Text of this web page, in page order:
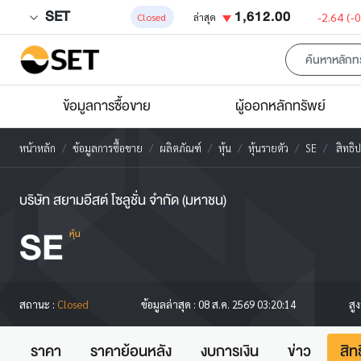
SET Closed ล่าสุด 1,612.00 -2.64 (-
ข้อมูลการซื้อขาย ผู้ออกหลักทรัพย์
หน้าหลัก ข้อมูลการซื้อขาย ผลิตภัณฑ์ หุ้น หุ้นรายตัว SE สิทธิ
บริษัท สยามอีสต์ โซลูชั่น จำกัด (มหาชน)
SE หุ้น
สถานะ : Closed ข้อมูลล่าสุด :08 ส.ค. 2569 03:20:14 สู
ราคา ราคาย้อนหลัง งบการเงิน ข่าว สิท